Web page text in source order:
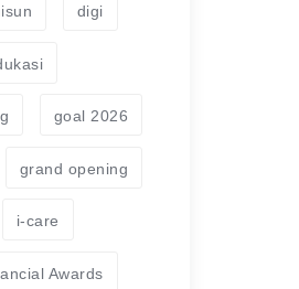
digi
goal 2026
grand opening
i-care
Awards